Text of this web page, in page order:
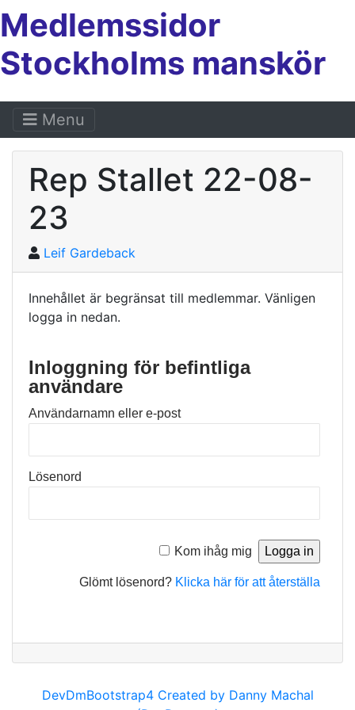
Medlemssidor
Stockholms manskör
Menu
Rep Stallet 22-08-
23
Leif Gardeback
Innehållet är begränsat till medlemmar. Vänligen
logga in nedan.
Inloggning för befintliga
användare
Användarnamn eller e-post
Lösenord
Kom ihåg mig
Glömt lösenord? Klicka här för att återställa
DevDmBootstrap4 Created by Danny Machal